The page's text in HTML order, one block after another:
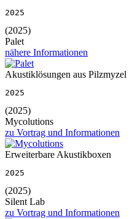
2025
(2025)
Palet
nähere Informationen
Akustiklösungen aus Pilzmyzel
2025
(2025)
Mycolutions
zu Vortrag und Informationen
Erweiterbare Akustikboxen
2025
(2025)
Silent Lab
zu Vortrag und Informationen